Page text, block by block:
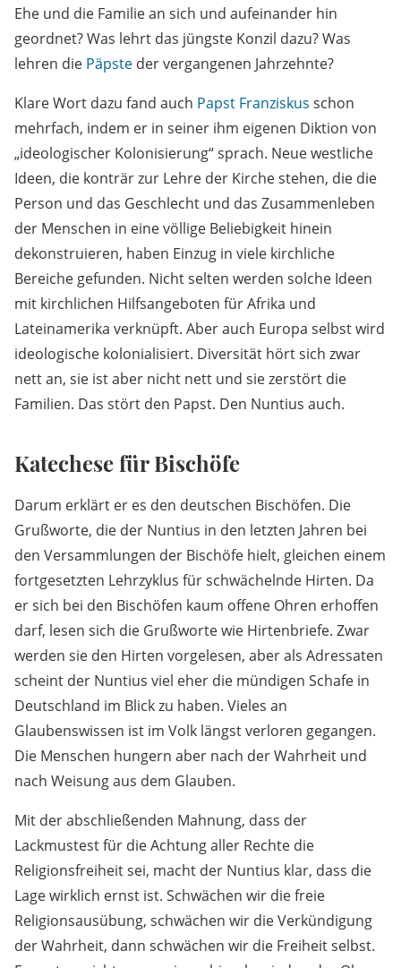
Ehe und die Familie an sich und aufeinander hin
geordnet? Was lehrt das jüngste Konzil dazu? Was
lehren die Päpste der vergangenen Jahrzehnte?
Klare Wort dazu fand auch Papst Franziskus schon
mehrfach, indem er in seiner ihm eigenen Diktion von
„ideologischer Kolonisierung“ sprach. Neue westliche
Ideen, die konträr zur Lehre der Kirche stehen, die die
Person und das Geschlecht und das Zusammenleben
der Menschen in eine völlige Beliebigkeit hinein
dekonstruieren, haben Einzug in viele kirchliche
Bereiche gefunden. Nicht selten werden solche Ideen
mit kirchlichen Hilfsangeboten für Afrika und
Lateinamerika verknüpft. Aber auch Europa selbst wird
ideologische kolonialisiert. Diversität hört sich zwar
nett an, sie ist aber nicht nett und sie zerstört die
Familien. Das stört den Papst. Den Nuntius auch.
Katechese für Bischöfe
Darum erklärt er es den deutschen Bischöfen. Die
Grußworte, die der Nuntius in den letzten Jahren bei
den Versammlungen der Bischöfe hielt, gleichen einem
fortgesetzten Lehrzyklus für schwächelnde Hirten. Da
er sich bei den Bischöfen kaum offene Ohren erhoffen
darf, lesen sich die Grußworte wie Hirtenbriefe. Zwar
werden sie den Hirten vorgelesen, aber als Adressaten
scheint der Nuntius viel eher die mündigen Schafe in
Deutschland im Blick zu haben. Vieles an
Glaubenswissen ist im Volk längst verloren gegangen.
Die Menschen hungern aber nach der Wahrheit und
nach Weisung aus dem Glauben.
Mit der abschließenden Mahnung, dass der
Lackmustest für die Achtung aller Rechte die
Religionsfreiheit sei, macht der Nuntius klar, dass die
Lage wirklich ernst ist. Schwächen wir die freie
Religionsausübung, schwächen wir die Verkündigung
der Wahrheit, dann schwächen wir die Freiheit selbst.